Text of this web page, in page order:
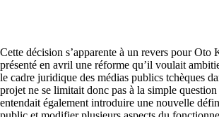
Cette décision s’apparente à un revers pour Oto
présenté en avril une réforme qu’il voulait
le cadre juridique des médias publics tchèques
projet ne se limitait donc pas à la simple
entendait également introduire une nouvelle